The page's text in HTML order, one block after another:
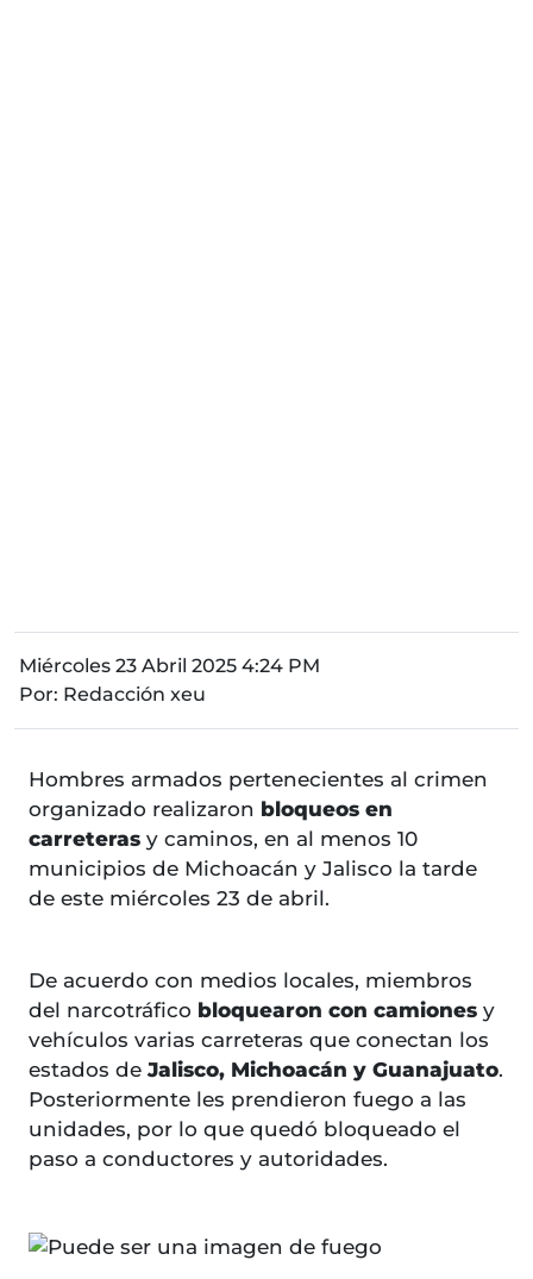
Miércoles 23 Abril 2025 4:24 PM
Por: Redacción xeu
Hombres armados pertenecientes al crimen
organizado realizaron bloqueos en
carreteras y caminos, en al menos 10
municipios de Michoacán y Jalisco la tarde
de este miércoles 23 de abril.
De acuerdo con medios locales, miembros
del narcotráfico bloquearon con camiones y
vehículos varias carreteras que conectan los
estados deJalisco, Michoacán y Guanajuato.
Posteriormente les prendieron fuego a las
unidades, por lo que quedó bloqueado el
paso a conductores y autoridades.